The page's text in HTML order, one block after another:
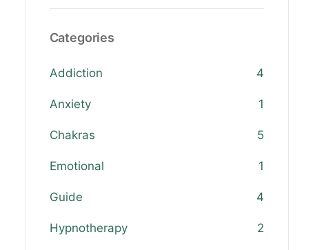
Categories
Addiction 4
Anxiety 1
Chakras 5
Emotional 1
Guide 4
Hypnotherapy 2